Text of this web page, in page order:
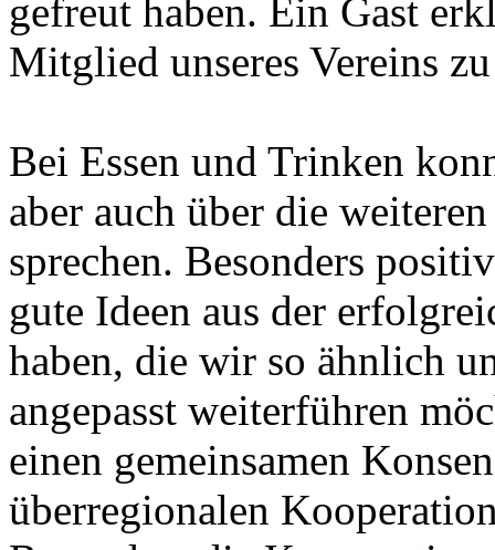
gefreut haben. Ein Gast
Mitglied unseres Vereins
Bei Essen und Trinken
aber auch über die
sprechen. Besonders
gute Ideen aus der
haben, die wir so ähnlich
angepasst weiterführen
einen gemeinsamen
überregionalen